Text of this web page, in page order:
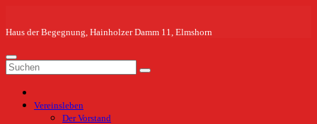
springen
Haus der Begegnung, Hainholzer Damm 11, Elmshorn
Vereinsleben
Der Vorstand